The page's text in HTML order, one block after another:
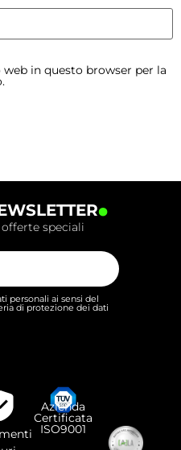
in questo browser per la
.
speciali
personali ai sensi del
di protezione dei dati
Azienda
Certificata
ISO9001